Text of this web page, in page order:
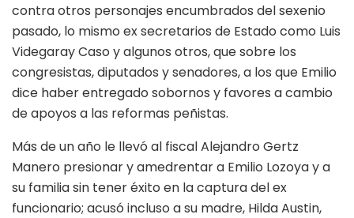
contra otros personajes encumbrados del sexenio
pasado, lo mismo ex secretarios de Estado como Luis
Videgaray Caso y algunos otros, que sobre los
congresistas, diputados y senadores, a los que Emilio
dice haber entregado sobornos y favores a cambio
de apoyos a las reformas peñistas.
Más de un año le llevó al fiscal Alejandro Gertz
Manero presionar y amedrentar a Emilio Lozoya y a
su familia sin tener éxito en la captura del ex
funcionario; acusó incluso a su madre, Hilda Austin,